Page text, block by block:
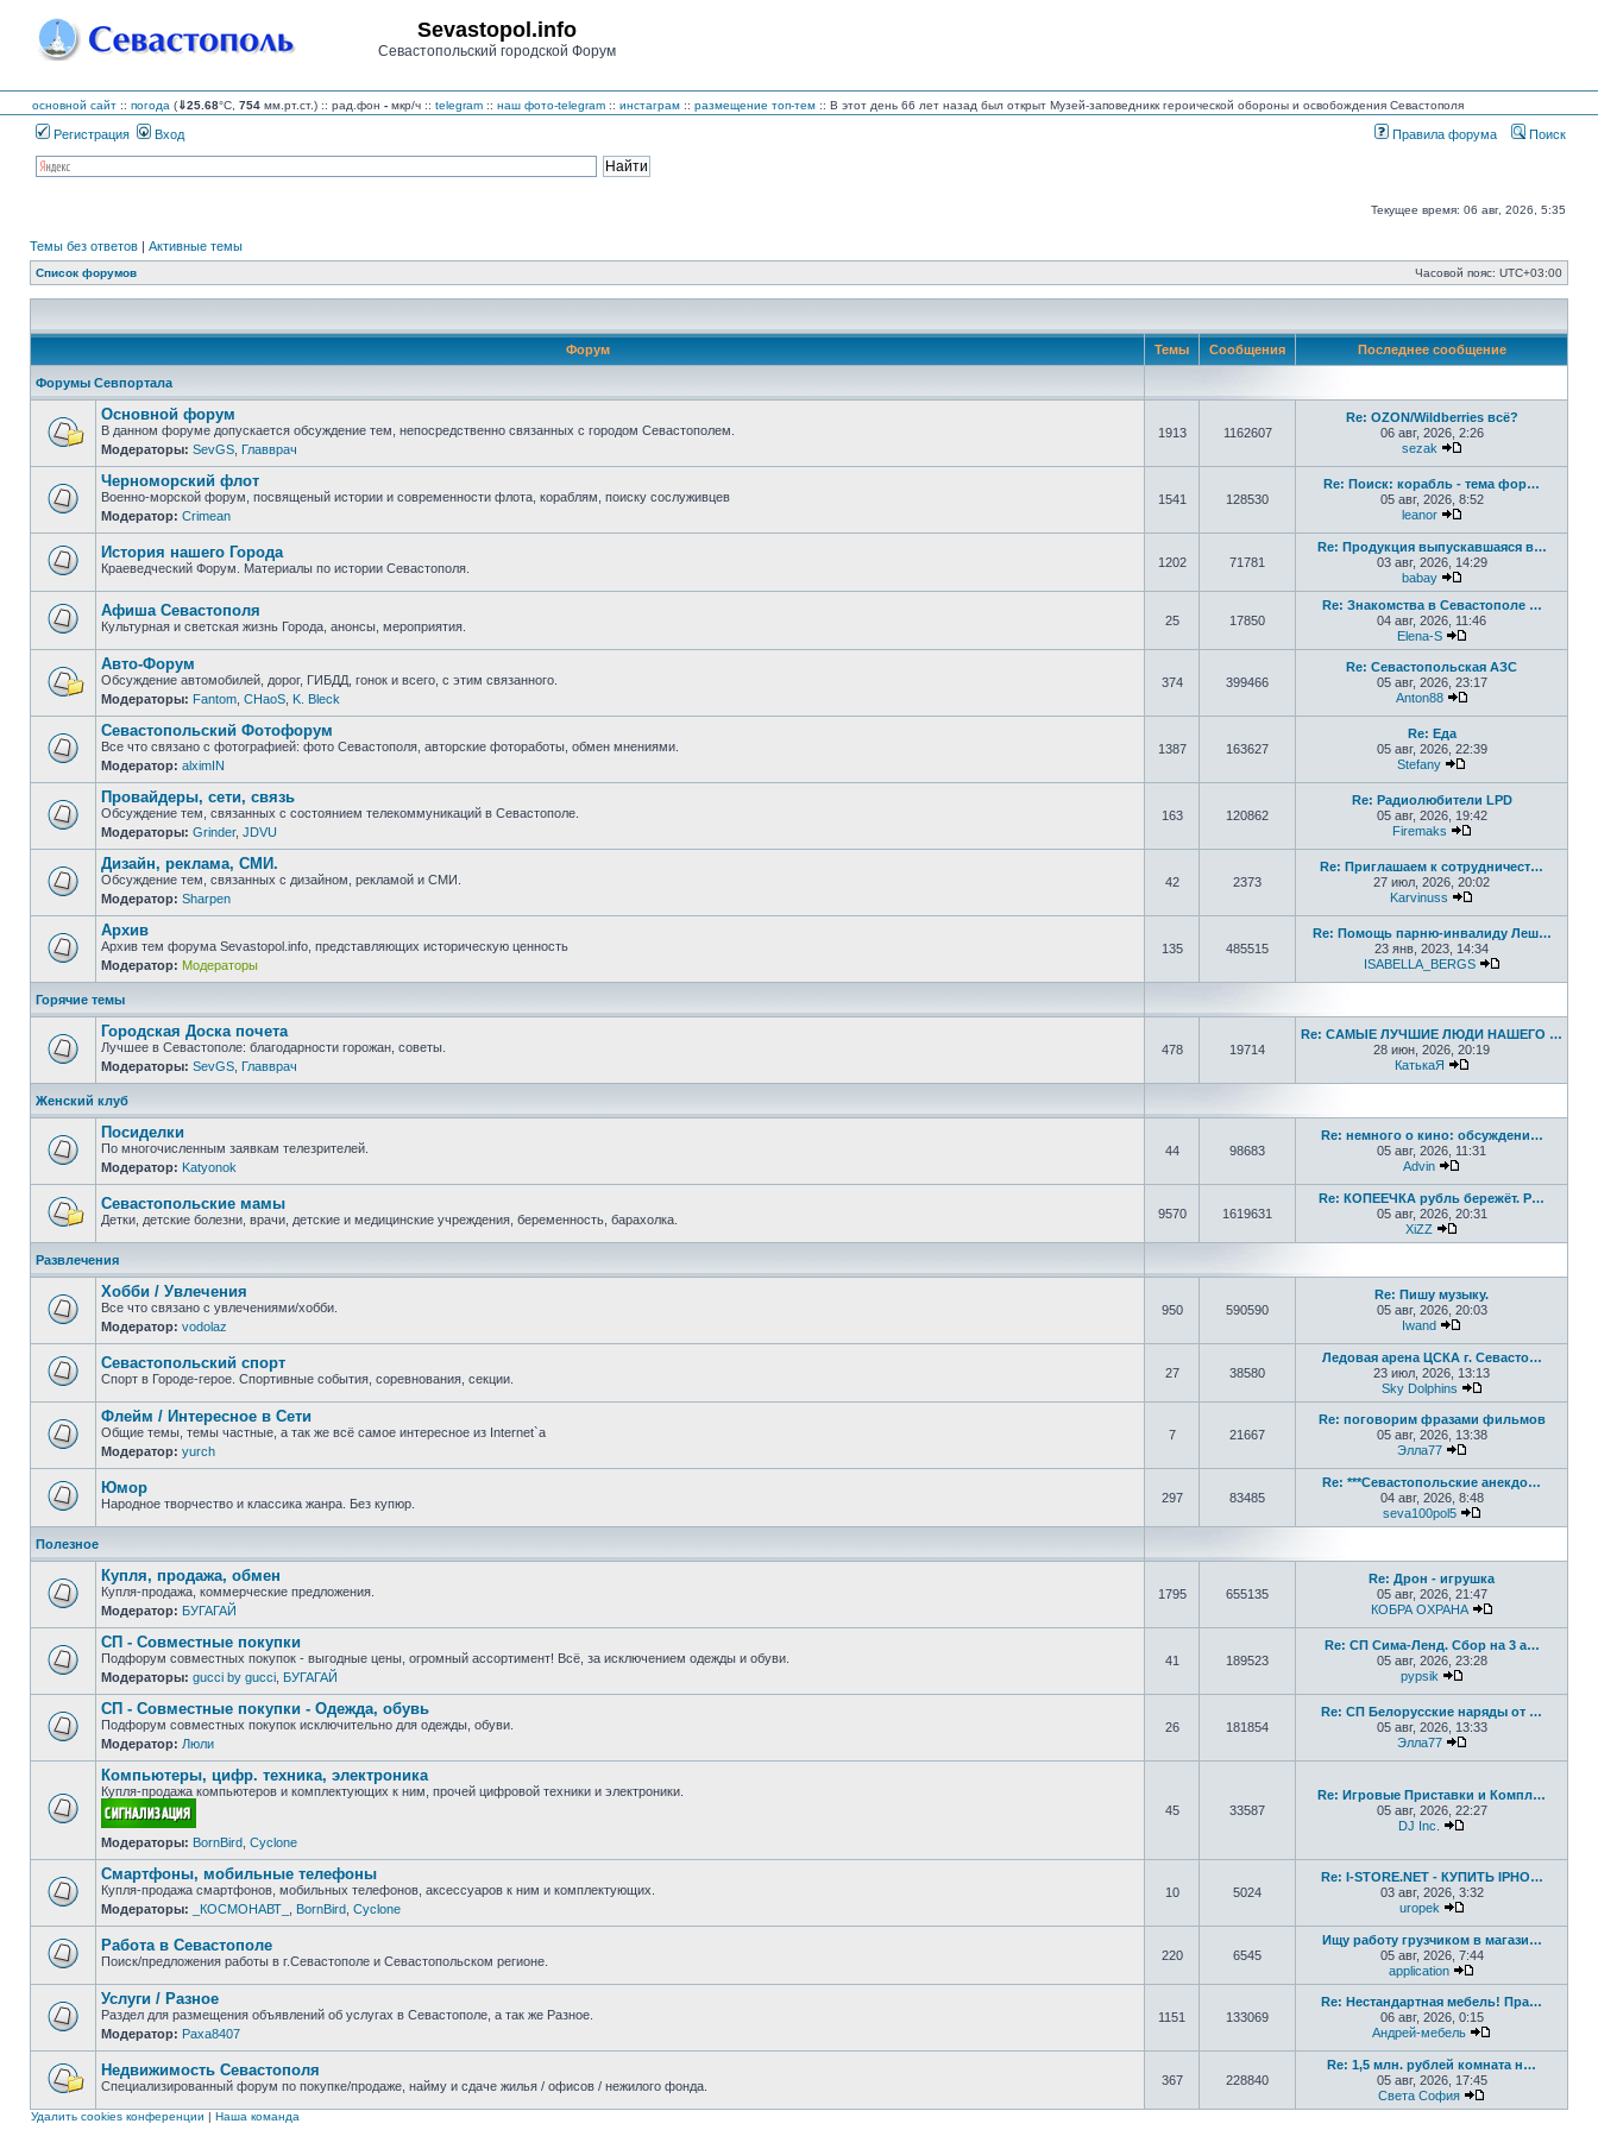
Sevastopol.info
Севастопольский городской Форум
основной сайт :: погода (⇓25.68°C, 754 мм.рт.ст.) :: рад.фон - мкр/ч :: telegram :: наш фото-telegram :: инстаграм :: размещение топ-тем :: В этот день 66 лет назад был открыт Музей-заповедникк героической обороны и освобождения Севастополя
Регистрация Вход Правила форума Поиск
Текущее время: 06 авг, 2026, 5:35
Темы без ответов | Активные темы
Список форумов Часовой пояс: UTC+03:00
Форум Темы Сообщения Последнее сообщение
Форумы Севпортала
Нет
непрочитанных
сообщений
Основной форум
В данном форуме допускается обсуждение тем, непосредственно связанных с городом Севастополем.
Модераторы: SevGS Главврач
1913 1162607
Re: OZON/Wildberries всё?
06 авг, 2026, 2:26
sezak
Нет
непрочитанных
сообщений
Черноморский флот
Военно-морской форум, посвященый истории и современности флота, кораблям, поиску сослуживцев
Модератор: Crimean
1541 128530
Re: Поиск: корабль - тема фор…
05 авг, 2026, 8:52
leanor
непрочитанных
сообщений
История нашего Города
Краеведческий Форум. Материалы по истории Севастополя. 1202 71781
Re: Продукция выпускавшаяся в…
03 авг, 2026, 14:29
babay
Перейти к
непрочитанных
сообщений
Афиша Севастополя
Культурная и светская жизнь Города, анонсы, мероприятия. 25 17850
Re: Знакомства в Севастополе …
04 авг, 2026, 11:46
Elena-S
Перейти к
Нет
непрочитанных
сообщений
Авто-Форум
Обсуждение автомобилей, дорог, ГИБДД, гонок и всего, с этим связанного.
Модераторы: Fantom CHaoS K. Bleck
374 399466
Re: Севастопольская АЗС
05 авг, 2026, 23:17
Anton88
Нет
непрочитанных
сообщений
Севастопольский Фотофорум
Все что связано с фотографией: фото Севастополя, авторские фотоработы, обмен мнениями.
Модератор: alximIN
1387 163627
Re: Еда
05 авг, 2026, 22:39
Stefany
Нет
непрочитанных
сообщений
Провайдеры, сети, связь
Обсуждение тем, связанных с состоянием телекоммуникаций в Севастополе.
Модераторы: Grinder, JDVU
163 120862
Re: Радиолюбители LPD
05 авг, 2026, 19:42
Firemaks
Нет
непрочитанных
сообщений
Дизайн, реклама, СМИ.
Обсуждение тем, связанных с дизайном, рекламой и СМИ.
Модератор: Sharpen
42 2373
Re: Приглашаем к сотрудничест…
27 июл, 2026, 20:02
Karvinuss
Нет
непрочитанных
сообщений
Архив
Архив тем форума Sevastopol.info, представляющих историческую ценность
Модератор: Модераторы
135 485515
Re: Помощь парню-инвалиду Леш…
23 янв, 2023, 14:34
ISABELLA_BERGS
Горячие темы
Нет
непрочитанных
сообщений
Городская Доска почета
Лучшее в Севастополе: благодарности горожан, советы.
Модераторы: SevGS Главврач
478 19714
Re: САМЫЕ ЛУЧШИЕ ЛЮДИ НАШЕГО …
28 июн, 2026, 20:19
КатькаЯ
Женский клуб
Нет
непрочитанных
сообщений
Посиделки
По многочисленным заявкам телезрителей.
Модератор: Katyonok
44 98683
Re: немного о кино: обсуждени…
05 авг, 2026, 11:31
Advin
непрочитанных
сообщений
Севастопольские мамы
Детки, детские болезни, врачи, детские и медицинские учреждения, беременность, барахолка. 9570 1619631
Re: КОПЕЕЧКА рубль бережёт. Р…
05 авг, 2026, 20:31
XiZZ
Перейти к
Развлечения
Нет
непрочитанных
сообщений
Хобби / Увлечения
Все что связано с увлечениями/хобби.
Модератор: vodolaz
950 590590
Re: Пишу музыку.
05 авг, 2026, 20:03
Iwand
непрочитанных
сообщений
Севастопольский спорт
Спорт в Городе-герое. Спортивные события, соревнования, секции. 27 38580
Ледовая арена ЦСКА г. Севасто…
23 июл, 2026, 13:13
Sky Dolphins
Перейти к
Нет
непрочитанных
сообщений
Флейм / Интересное в Cети
Общие темы, темы частные, а так же всё самое интересное из Internet`а
Модератор: yurch
7 21667
Re: поговорим фразами фильмов
05 авг, 2026, 13:38
Элла77
непрочитанных
сообщений
Юмор
Народное творчество и классика жанра. Без купюр. 297 83485
Re: ***Севастопольские анекдо…
04 авг, 2026, 8:48
seva100pol5
Перейти к
Полезное
Нет
непрочитанных
сообщений
Купля, продажа, обмен
Купля-продажа, коммерческие предложения.
Модератор: БУГАГАЙ
1795 655135
Re: Дрон - игрушка
05 авг, 2026, 21:47
КОБРА ОХРАНА
Нет
непрочитанных
сообщений
СП - Совместные покупки
Подфорум совместных покупок - выгодные цены, огромный ассортимент! Всё, за исключением одежды и обуви.
Модераторы: gucci by gucci БУГАГАЙ
41 189523
Re: СП Сима-Ленд. Сбор на 3 а…
05 авг, 2026, 23:28
pypsik
Нет
непрочитанных
сообщений
СП - Совместные покупки - Одежда, обувь
Подфорум совместных покупок исключительно для одежды, обуви.
Модератор: Люли
26 181854
Re: СП Белорусские наряды от …
05 авг, 2026, 13:33
Элла77
Нет
непрочитанных
Компьютеры, цифр. техника, электроника
Купля-продажа компьютеров и комплектующих к ним, прочей цифровой техники и электроники.
Модераторы: BornBird Cyclone
45 33587
Re: Игровые Приставки и Компл…
05 авг, 2026, 22:27
DJ Inc.
Нет
непрочитанных
сообщений
Смартфоны, мобильные телефоны
Купля-продажа смартфонов, мобильных телефонов, аксессуаров к ним и комплектующих.
Модераторы:
_КОСМОНАВТ_ BornBird Cyclone
10 5024
Re: I-STORE.NET - КУПИТЬ IPHO…
03 авг, 2026, 3:32
uropek
непрочитанных
сообщений
Работа в Севастополе
Поиск/предложения работы в г.Севастополе и Севастопольском регионе. 220 6545
Ищу работу грузчиком в магази…
05 авг, 2026, 7:44
application
Перейти к
Нет
непрочитанных
сообщений
Услуги / Разное
Раздел для размещения объявлений об услугах в Севастополе, а так же Разное.
Модератор: Paxa8407
1151 133069
Re: Нестандартная мебель! Пра…
06 авг, 2026, 0:15
Андрей-мебель
непрочитанных
сообщений
Недвижимость Севастополя
Специализированный форум по покупке/продаже, найму и сдаче жилья / офисов / нежилого фонда. 367 228840
Re: 1,5 млн. рублей комната н…
05 авг, 2026, 17:45
Света София
Перейти к
Удалить cookies конференции | Наша команда